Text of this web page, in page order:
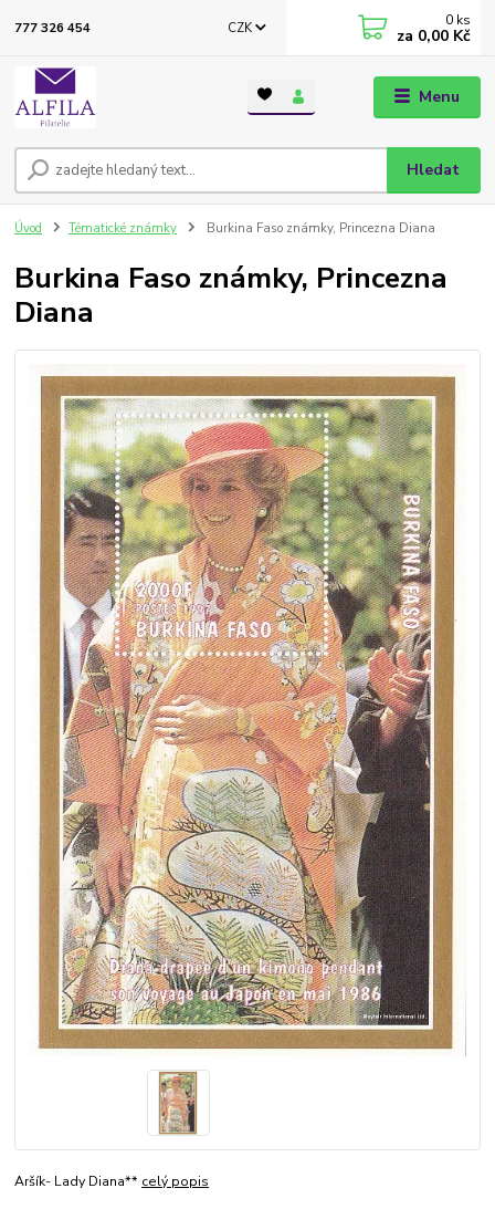
Menu
CZK
Hledat
777 326 454 0 ks
za 0,00 Kč
Úvod Tématické známky Burkina Faso známky, Princezna Diana
Burkina Faso známky, Princezna
Diana
Aršík- Lady Diana** celý popis